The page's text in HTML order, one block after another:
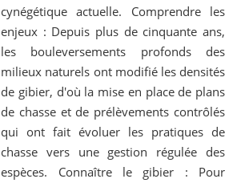
cynégétique actuelle. Comprendre les
enjeux : Depuis plus de cinquante ans,
les bouleversements profonds des
milieux naturels ont modifié les densités
de gibier, d'où la mise en place de plans
de chasse et de prélèvements contrôlés
qui ont fait évoluer les pratiques de
chasse vers une gestion régulée des
espèces. Connaître le gibier : Pour